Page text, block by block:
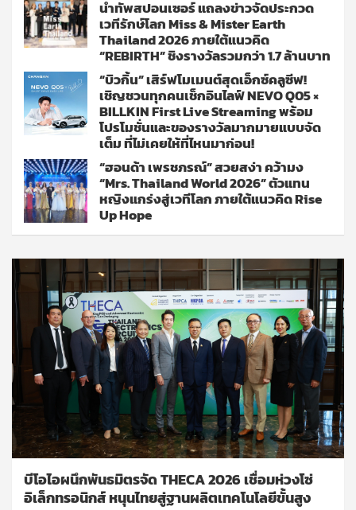
นำทัพสปอนเซอร์ แถลงข่าวจัดประกวด
เวทีรักษ์โลก Miss & Mister Earth
Thailand 2026 ภายใต้แนวคิด
“REBIRTH” ชิงรางวัลรวมกว่า 1.7 ล้านบาท
“บิวกิ้น” เสิร์ฟโมเมนต์สุดเอ็กซ์คลูซีฟ!
เชิญชวนทุกคนเช็กอินไลฟ์ NEVO Q05 ×
BILLKIN First Live Streaming พร้อม
โปรโมชั่นและของรางวัลมากมายแบบจัด
เต็ม ที่ไม่เคยให้ที่ไหนมาก่อน!
“ฮอนด้า เพรชภรณ์” สวยสง่า คว้ามง
“Mrs. Thailand World 2026” ตัวแทน
หญิงแกร่งสู่เวทีโลก ภายใต้แนวคิด Rise
Up Hope
บีโอไอผนึกพันธมิตรจัด THECA 2026 เชื่อมห่วงโซ่
อิเล็กทรอนิกส์ หนุนไทยสู่ฐานผลิตเทคโนโลยีขั้นสูง